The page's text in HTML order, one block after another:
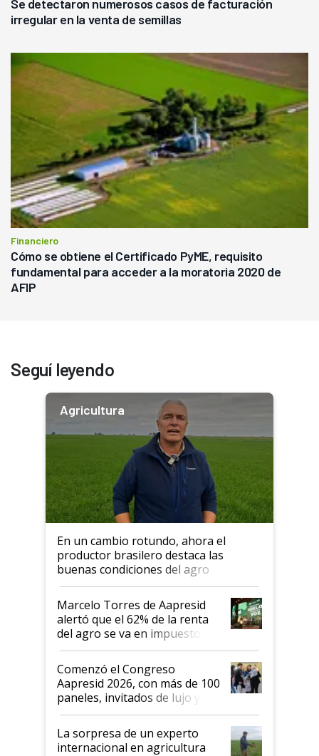
Se detectaron numerosos casos de facturación
irregular en la venta de semillas
Financiero
Cómo se obtiene el Certificado PyME, requisito
fundamental para acceder a la moratoria 2020 de
AFIP
Seguí leyendo
Agricultura
En un cambio rotundo, ahora el
productor brasilero destaca las
buenas condiciones del agro
argentino para invertir: "Los veo
más motivados"
Marcelo Torres de Aapresid
alertó que el 62% de la renta
del agro se va en impuestos:
"No es bueno que en
Argentina se sigan discutiendo
las mismas cosas de hace 50
años"
Comenzó el Congreso
Aapresid 2026, con más de 100
paneles, invitados de lujo y
todas las tendencias
La sorpresa de un experto
internacional en agricultura